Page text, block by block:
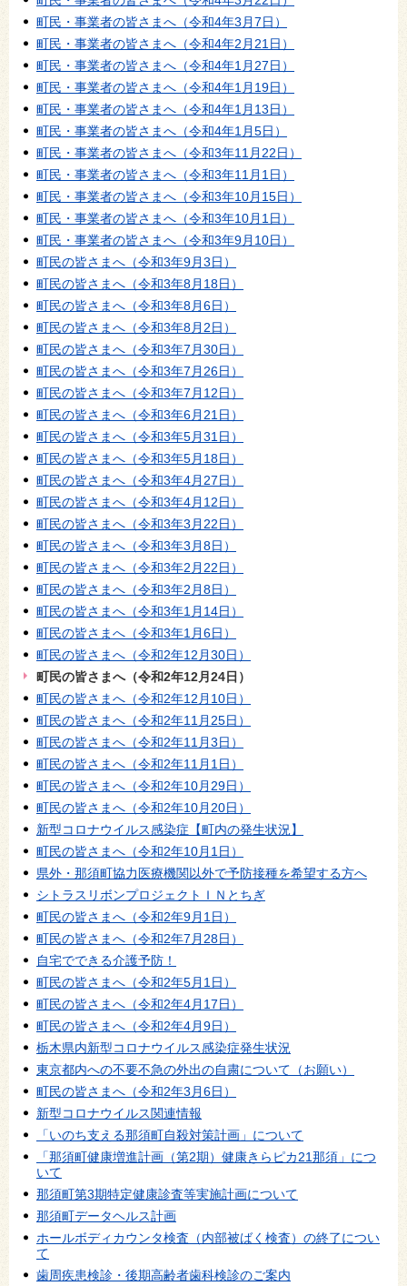
町民・事業者の皆さまへ（令和4年3月7日）
町民・事業者の皆さまへ（令和4年2月21日）
町民・事業者の皆さまへ（令和4年1月27日）
町民・事業者の皆さまへ（令和4年1月19日）
町民・事業者の皆さまへ（令和4年1月13日）
町民・事業者の皆さまへ（令和4年1月5日）
町民・事業者の皆さまへ（令和3年11月22日）
町民・事業者の皆さまへ（令和3年11月1日）
町民・事業者の皆さまへ（令和3年10月15日）
町民・事業者の皆さまへ（令和3年10月1日）
町民・事業者の皆さまへ（令和3年9月10日）
町民の皆さまへ（令和3年9月3日）
町民の皆さまへ（令和3年8月18日）
町民の皆さまへ（令和3年8月6日）
町民の皆さまへ（令和3年8月2日）
町民の皆さまへ（令和3年7月30日）
町民の皆さまへ（令和3年7月26日）
町民の皆さまへ（令和3年7月12日）
町民の皆さまへ（令和3年6月21日）
町民の皆さまへ（令和3年5月31日）
町民の皆さまへ（令和3年5月18日）
町民の皆さまへ（令和3年4月27日）
町民の皆さまへ（令和3年4月12日）
町民の皆さまへ（令和3年3月22日）
町民の皆さまへ（令和3年3月8日）
町民の皆さまへ（令和3年2月22日）
町民の皆さまへ（令和3年2月8日）
町民の皆さまへ（令和3年1月14日）
町民の皆さまへ（令和3年1月6日）
町民の皆さまへ（令和2年12月30日）
町民の皆さまへ（令和2年12月24日）
町民の皆さまへ（令和2年12月10日）
町民の皆さまへ（令和2年11月25日）
町民の皆さまへ（令和2年11月3日）
町民の皆さまへ（令和2年11月1日）
町民の皆さまへ（令和2年10月29日）
町民の皆さまへ（令和2年10月20日）
新型コロナウイルス感染症【町内の発生状況】
町民の皆さまへ（令和2年10月1日）
県外・那須町協力医療機関以外で予防接種を希望する方へ
シトラスリボンプロジェクトＩＮとちぎ
町民の皆さまへ（令和2年9月1日）
町民の皆さまへ（令和2年7月28日）
自宅でできる介護予防！
町民の皆さまへ（令和2年5月1日）
町民の皆さまへ（令和2年4月17日）
町民の皆さまへ（令和2年4月9日）
栃木県内新型コロナウイルス感染症発生状況
東京都内への不要不急の外出の自粛について（お願い）
町民の皆さまへ（令和2年3月6日）
新型コロナウイルス関連情報
「いのち支える那須町自殺対策計画」について
「那須町健康増進計画（第2期）健康きらピカ21那須」につ
いて
那須町第3期特定健康診査等実施計画について
那須町データヘルス計画
ホールボディカウンタ検査（内部被ばく検査）の終了につい
て
歯周疾患検診・後期高齢者歯科検診のご案内